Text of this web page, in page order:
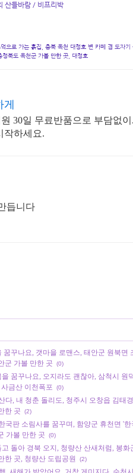
산들바람 / 비프리박
으로 가는 흙집, 충북 옥천 대청호 변 카페 겸 도자
북도 옥천군 가볼 만한 곳, 대청호
30일 무료반품으로 부담없
작하세요.
듭니다
꾸나요, 갯마을 로맨스, 태안군 원북면
군 가볼 만한 곳
(0)
꿈꾸나요, 오지라도 괜찮아, 삼척시 원
금산 이천폭포
(0)
다, 내 청춘 돌리도, 청주시 오창읍 김태
한 곳
(2)
국판 소림사를 꿈꾸며, 함양군 휴천면 '한
가볼 만한 곳
(0)
돌아 경북 오지, 청량산 산새처럼, 봉화
한 곳, 청량산 도립공원
(2)